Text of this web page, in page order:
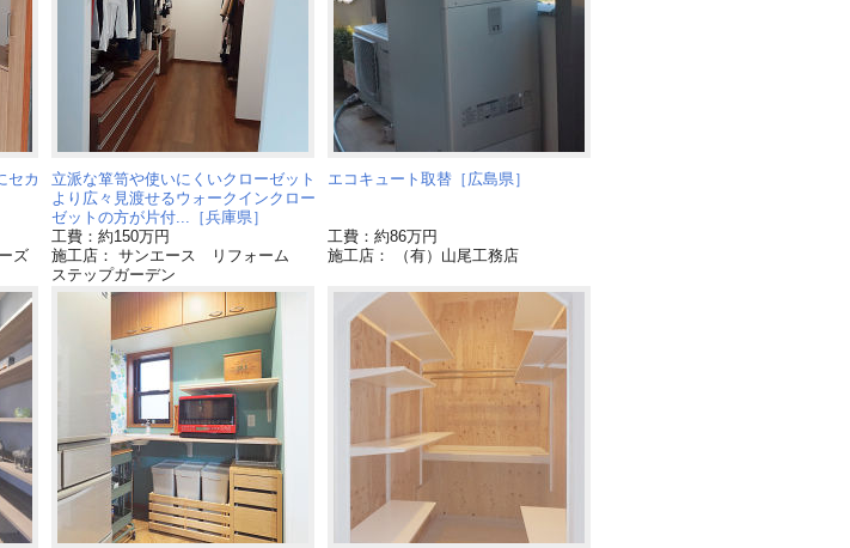
セカ
ズ
立派な箪笥や使いにくいクローゼット
より広々見渡せるウォークインクロー
ゼットの方が片付...［兵庫県］
工費：約150万円
施工店： サンエース リフォーム
ステップガーデン
エコキュート取替［広島県］
工費：約86万円
施工店： （有）山尾工務店